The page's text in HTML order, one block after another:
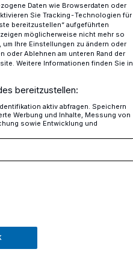
10 bis
Daten wie Browserdaten oder
Sie Tracking-Technologien für
bereitzustellen“ aufgeführten
möglicherweise nicht mehr so
Ihre Einstellungen zu ändern oder
oder Ablehnen am unteren Rand der
Weitere Informationen finden Sie in
bereitzustellen:
aktiv abfragen. Speichern
Werbung und Inhalte, Messung von
sowie Entwicklung und